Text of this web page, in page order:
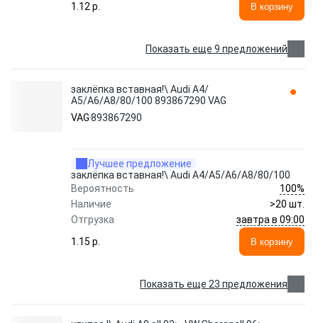
1.12 p.
В корзину
Показать еще 9 предложений
заклёпка вставная!\ Audi A4/
А5/A6/A8/80/100 893867290 VAG
VAG893867290
Лучшее предложение
заклёпка вставная!\ Audi A4/А5/A6/A8/80/100
Вероятность
100%
Наличие
>20 шт.
Отгрузка
завтра в 09:00
1.15 p.
В корзину
Показать еще 23 предложения